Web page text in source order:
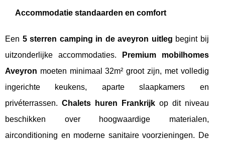
Accommodatie standaarden en comfort
Een 5 sterren camping in de aveyron uitleg begint bij
uitzonderlijke accommodaties.
Premium mobilhomes
Aveyron moeten minimaal 32m² groot zijn, met volledig
ingerichte keukens, aparte slaapkamers en
privéterrassen. Chalets huren Frankrijkop dit niveau
beschikken over hoogwaardige materialen,
airconditioning en moderne sanitaire voorzieningen. De